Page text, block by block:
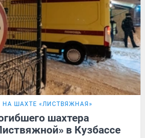
НА ШАХТЕ «ЛИСТВЯЖНАЯ»
шахтера
в Кузбассе